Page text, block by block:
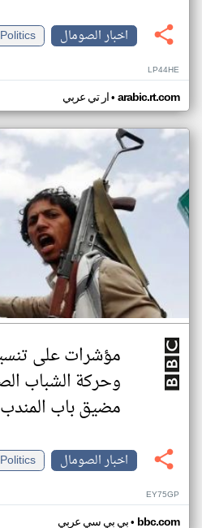
اخبار الصومال
Politics
LP44HE
ار تي عربي• arabic.rt.com
مؤشرات على
وحركة الشباب
مضيق باب
اخبار الصومال
Politics
EY75GP
بي بي سي عربي• bbc.com